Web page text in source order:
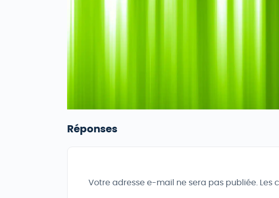
Réponses
Votre adresse e-mail ne sera pas publiée.